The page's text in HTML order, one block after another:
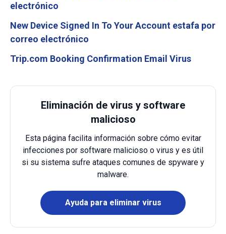
electrónico
New Device Signed In To Your Account estafa por
correo electrónico
Trip.com Booking Confirmation Email Virus
Eliminación de virus y software
malicioso
Esta página facilita información sobre cómo evitar
infecciones por software malicioso o virus y es útil
si su sistema sufre ataques comunes de spyware y
malware.
Ayuda para eliminar virus